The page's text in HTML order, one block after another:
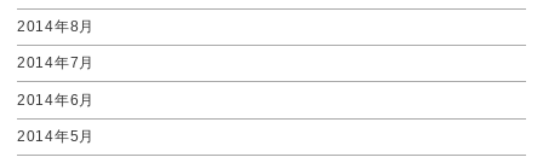
2014年8月
2014年7月
2014年6月
2014年5月